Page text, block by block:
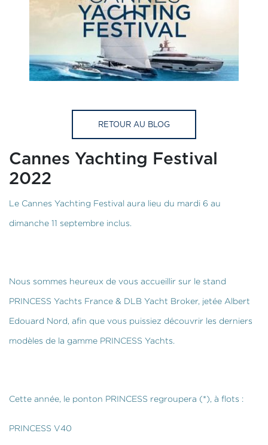
RETOUR AU BLOG
Cannes Yachting Festival
2022
Le Cannes Yachting Festival aura lieu du mardi 6 au
dimanche 11 septembre inclus.
Nous sommes heureux de vous accueillir sur le stand
PRINCESS Yachts France & DLB Yacht Broker, jetée Albert
Edouard Nord, afin que vous puissiez découvrir les derniers
modèles de la gamme PRINCESS Yachts.
Cette année, le ponton PRINCESS regroupera (*), à flots :
PRINCESS V40